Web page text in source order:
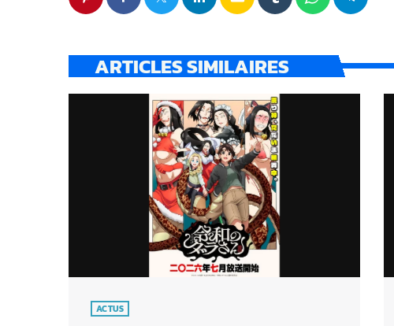
ARTICLES SIMILAIRES
ACTUS